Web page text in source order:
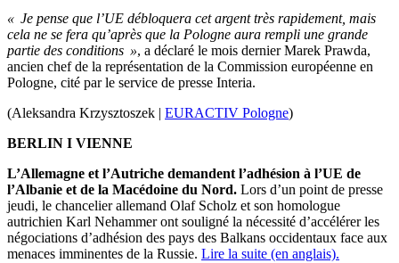
« Je pense que l’UE débloquera cet argent très rapidement, mais
cela ne se fera qu’après que la Pologne aura rempli une grande
partie des conditions », a déclaré le mois dernier Marek Prawda,
ancien chef de la représentation de la Commission européenne en
Pologne, cité par le service de presse Interia.
(Aleksandra Krzysztoszek | EURACTIV Pologne)
BERLIN I VIENNE
L’Allemagne et l’Autriche demandent l’adhésion à l’UE de
l’Albanie et de la Macédoine du Nord. Lors d’un point de presse
jeudi, le chancelier allemand Olaf Scholz et son homologue
autrichien Karl Nehammer ont souligné la nécessité d’accélérer les
négociations d’adhésion des pays des Balkans occidentaux face aux
menaces imminentes de la Russie. Lire la suite (en anglais).